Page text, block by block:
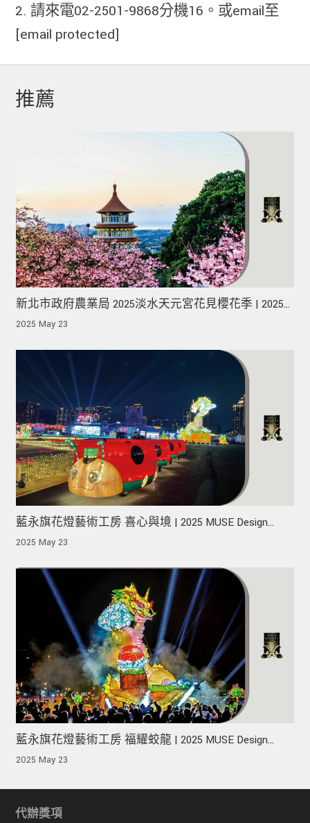
2. 請來電02-2501-9868分機16。或email至
[email protected]
推薦
新北市政府農業局 2025淡水天元宮花見櫻花季 | 2025
MUSE Design Awards 榮獲金獎！
2025 May 23
藍永旗花燈藝術工房 喜心與境 | 2025 MUSE Design
Awards 榮獲金獎！
2025 May 23
藍永旗花燈藝術工房 福耀蛟龍 | 2025 MUSE Design
Awards 榮獲金獎！
2025 May 23
代辦獎項